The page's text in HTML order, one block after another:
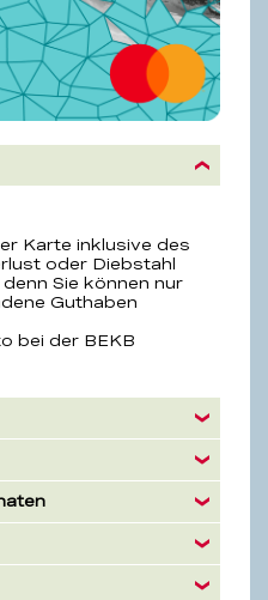
Karte inklusive des
oder Diebstahl
Sie können nur
Guthaben
bei der BEKB